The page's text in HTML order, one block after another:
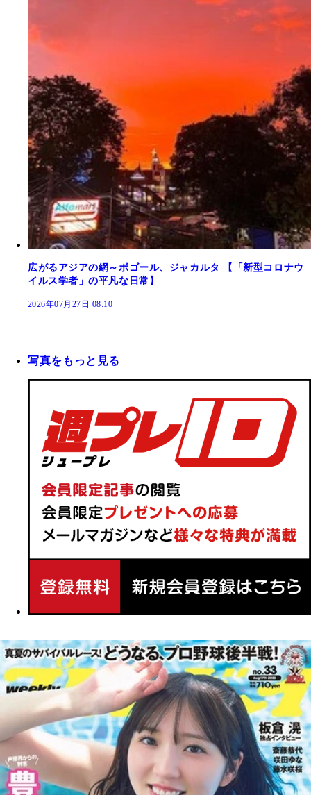
広がるアジアの網～ボゴール、ジャカルタ 【「新型コロナウ
イルス学者」の平凡な日常】
2026年07月27日 08:10
写真をもっと見る